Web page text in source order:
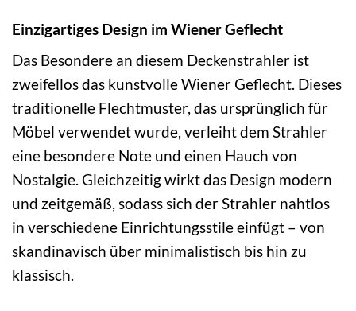
Einzigartiges Design im Wiener Geflecht
Das Besondere an diesem Deckenstrahler ist
zweifellos das kunstvolle Wiener Geflecht. Dieses
traditionelle Flechtmuster, das ursprünglich für
Möbel verwendet wurde, verleiht dem Strahler
eine besondere Note und einen Hauch von
Nostalgie. Gleichzeitig wirkt das Design modern
und zeitgemäß, sodass sich der Strahler nahtlos
in verschiedene Einrichtungsstile einfügt – von
skandinavisch über minimalistisch bis hin zu
klassisch.